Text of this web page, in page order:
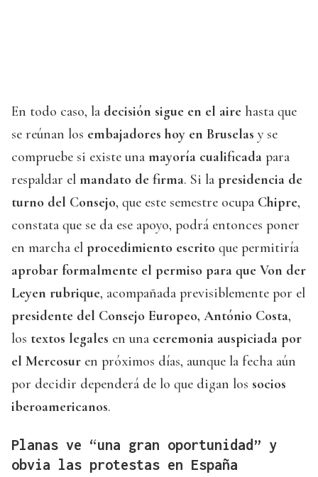
En todo caso, la decisión sigue en el aire hasta que
se reúnan los embajadores hoy en Bruselas y se
compruebe si existe una mayoría cualificada para
respaldar el mandato de firma. Si la presidencia de
turno del Consejo, que este semestre ocupa Chipre,
constata que se da ese apoyo, podrá entonces poner
en marcha el procedimiento escrito que permitiría
aprobar formalmente el permiso para que Von der
Leyen rubrique, acompañada previsiblemente por el
presidente del Consejo Europeo, António Costa,
los textos legales en una ceremonia auspiciada por
el Mercosur en próximos días, aunque la fecha aún
por decidir dependerá de lo que digan los socios
iberoamericanos.
Planas ve “una gran oportunidad” y
obvia las protestas en España